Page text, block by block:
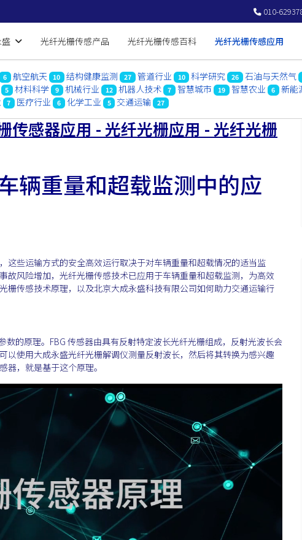
010-
光纤光栅传感产品 光纤光栅传感百科 光纤光栅传感应用
6 航空航天 10 结构健康监测 27 管道行业 10 科学研究 26 石油与天然气
5 材料科学 9 机械行业 12 机器人技术 7 智慧城市 19 智慧农业 6 新能
7 医疗行业 6 化学工业 5 交通运输 27
传感器应用 - 光纤光栅应用 - 光纤光栅
辆重量和超载监测中的应
这些运输方式的安全高效运行取决于对车辆重量和超载情况的适当监
故风险增加，光纤光栅传感技术已应用于车辆重量和超载监测，为高效
栅传感技术原理，以及北京大成永盛科技有限公司如何助力交通运输行
数的原理。FBG 传感器由具有反射特定波长光纤光栅组成，反射光波长会
以使用大成永盛光纤光栅解调仪测量反射波长，然后将其转换为感兴趣
器，就是基于这个原理。